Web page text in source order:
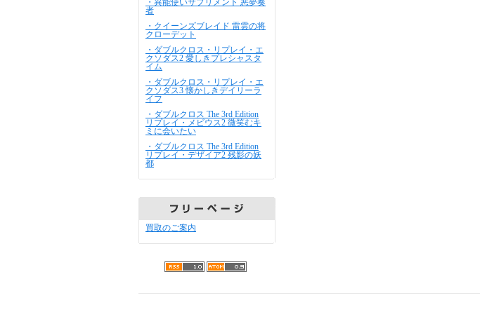
者
・クイーンズブレイド 雷雲の将
クローデット
・ダブルクロス・リプレイ・エ
クソダス2 愛しきプレシャスタ
イム
・ダブルクロス・リプレイ・エ
クソダス3 懐かしきデイリーラ
イフ
・ダブルクロス The 3rd Edition
リプレイ・メビウス2 微笑むキ
ミに会いたい
・ダブルクロス The 3rd Edition
リプレイ・デザイア2 残影の妖
都
買取のご案内